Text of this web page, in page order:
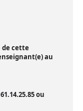
de cette
au
ou